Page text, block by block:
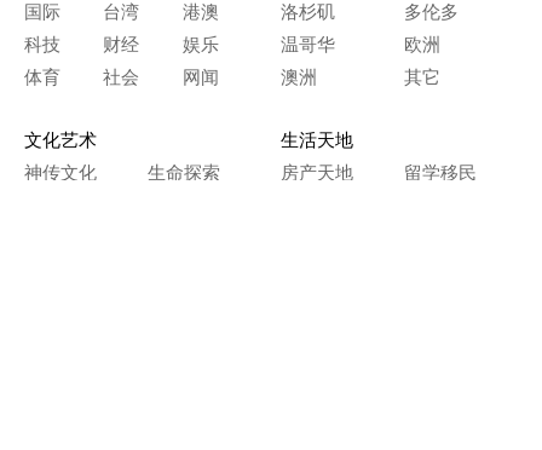
国际
台湾
港澳
科技
财经
娱乐
体育
社会 网闻
洛杉矶
多伦多
温哥华
欧洲
澳洲
其它
文化艺术
神传文化
生命探索
生活天地
房产天地
留学移民